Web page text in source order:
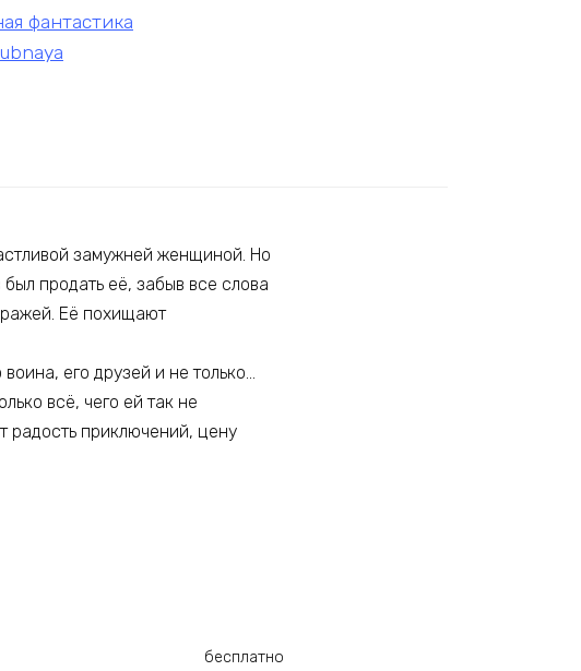
фантастика
замужней женщиной. Но
продать её, забыв все слова
Её похищают
его друзей и не только…
всё, чего ей так не
радость приключений, цену
бесплатно